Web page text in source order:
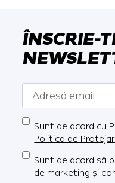
ÎNSCRIE-
Sunt de acord cu
Politica de
Sunt de acord să
de marketing și